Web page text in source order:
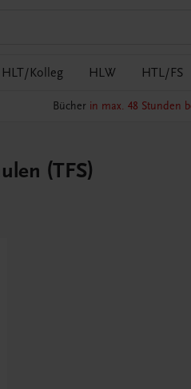
HLT/Kolleg HLW HTL/FS
Bücher in max. 48 Stunden
(TFS)